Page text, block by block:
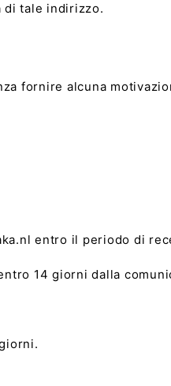
di tale indirizzo.
fornire alcuna
entro il periodo di
14 giorni dalla